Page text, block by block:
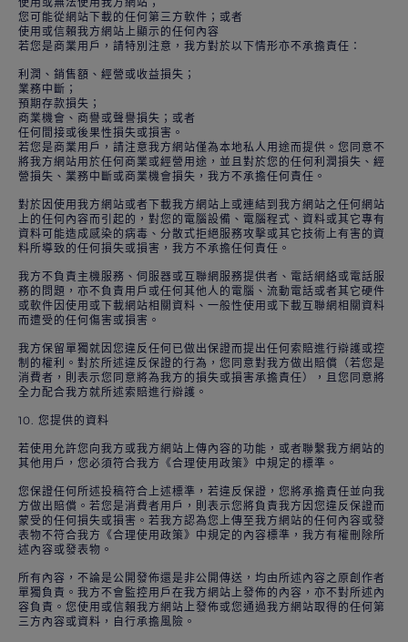
您可能從網站下載的任何第三方軟件；或者
使用或信賴我方網站上顯示的任何內容
若您是商業用戶，請特別注意，我方對於以下情形亦不承擔責任：
利潤、銷售額、經營或收益損失；
業務中斷；
預期存款損失；
商業機會、商譽或聲譽損失；或者
任何間接或後果性損失或損害。
若您是商業用戶，請注意我方網站僅為本地私人用途而提供。您同意不
將我方網站用於任何商業或經營用途，並且對於您的任何利潤損失、經
營損失、業務中斷或商業機會損失，我方不承擔任何責任。
對於因使用我方網站或者下載我方網站上或連結到我方網站之任何網站
上的任何內容而引起的，對您的電腦設備、電腦程式、資料或其它專有
資料可能造成感染的病毒、分散式拒絕服務攻擊或其它技術上有害的資
料所導致的任何損失或損害，我方不承擔任何責任。
我方不負責主機服務、伺服器或互聯網服務提供者、電話網絡或電話服
務的問題，亦不負責用戶或任何其他人的電腦、流動電話或者其它硬件
或軟件因使用或下載網站相關資料、一般性使用或下載互聯網相關資料
而遭受的任何傷害或損害。
我方保留單獨就因您違反任何已做出保證而提出任何索賠進行辯護或控
制的權利。對於所述違反保證的行為，您同意對我方做出賠償（若您是
消費者，則表示您同意將為我方的損失或損害承擔責任），且您同意將
全力配合我方就所述索賠進行辯護。
10. 您提供的資料
若使用允許您向我方或我方網站上傳內容的功能，或者聯繫我方網站的
其他用戶，您必須符合我方《合理使用政策》中規定的標準。
您保證任何所述投稿符合上述標準，若違反保證，您將承擔責任並向我
方做出賠償。若您是消費者用戶，則表示您將負責我方因您違反保證而
蒙受的任何損失或損害。若我方認為您上傳至我方網站的任何內容或發
表物不符合我方《合理使用政策》中規定的內容標準，我方有權刪除所
述內容或發表物。
所有內容，不論是公開發佈還是非公開傳送，均由所述內容之原創作者
單獨負責。我方不會監控用戶在我方網站上發佈的內容，亦不對所述內
容負責。您使用或信賴我方網站上發佈或您通過我方網站取得的任何第
三方內容或資料，自行承擔風險。